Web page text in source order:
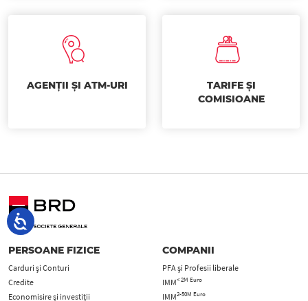
AGENȚII ȘI ATM-URI
TARIFE ȘI
COMISIOANE
PERSOANE FIZICE
Carduri şi Conturi
Credite
Economisire și investiții
COMPANII
PFA şi Profesii liberale
IMM< 2M Euro
IMM2-50M Euro